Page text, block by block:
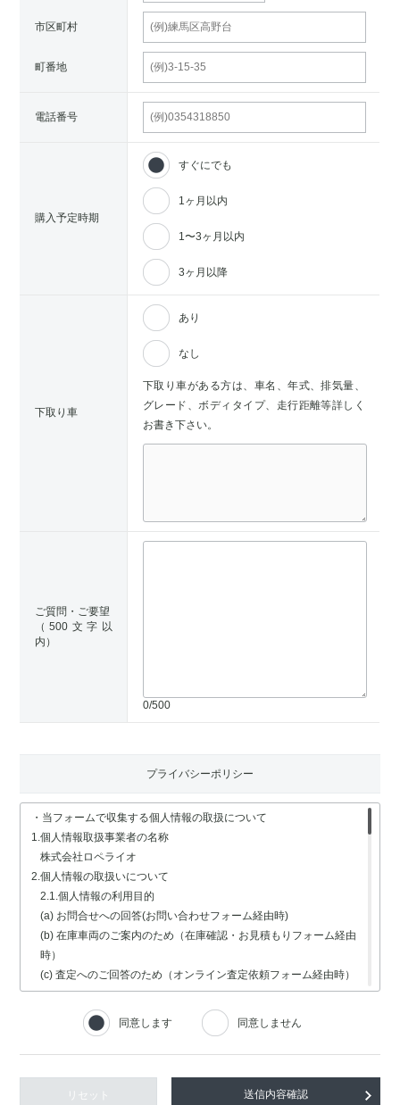
市区町村
町番地
電話番号
購入予定時期
すぐにでも
1ヶ月以内
1〜3ヶ月以内
3ヶ月以降
下取り車
あり
なし
下取り車がある方は、車名、年式、排気量、
グレード、ボディタイプ、走行距離等詳しく
お書き下さい。
ご質問・ご要望
（500文字以
内）
0/500
プライバシーポリシー
・当フォームで収集する個人情報の取扱について
1.個人情報取扱事業者の名称
株式会社ロペライオ
2.個人情報の取扱いについて
2.1.個人情報の利用目的
(a) お問合せへの回答(お問い合わせフォーム経由時)
(b) 在庫車両のご案内のため（在庫確認・お見積もりフォーム経由
時）
(c) 査定へのご回答のため（オンライン査定依頼フォーム経由時）
(d) 車検・修理関連の回答のため（車検・修理の受付フォーム経由
(e) 採用選考業務（採用情報フォーム経由時）
2.2.個人情報の取扱いの委託
情報の安全管理が図られるよう、充分な保護水準を備えている委託
同意します 同意しません
リセット